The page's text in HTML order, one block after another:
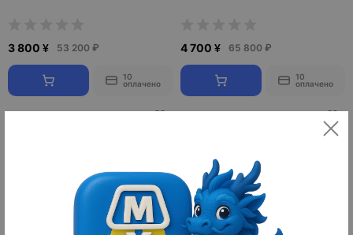
3 800 ¥ 53 200 ₽
10
оплачено
4 700 ¥ 65 800 ₽
10
оплачено